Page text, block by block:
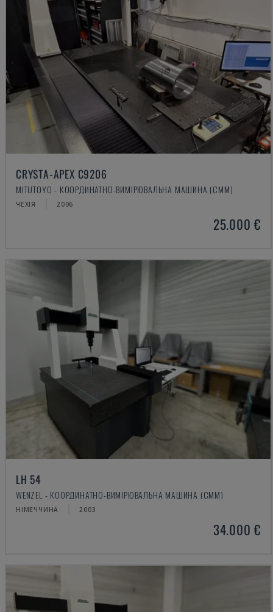
CRYSTA-APEX C9206
MITUTOYO - КООРДИНАТНО-ВИМІРЮВАЛЬНА МАШИНА (CMM)
ЧЕХІЯ 2006
25.000 €
LH 54
WENZEL - КООРДИНАТНО-ВИМІРЮВАЛЬНА МАШИНА (CMM)
НІМЕЧЧИНА 2003
34.000 €